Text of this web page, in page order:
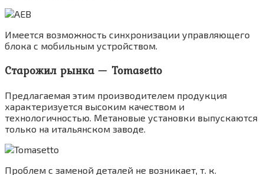
Имеется возможность синхронизации управляющего
блока с мобильным устройством.
Старожил рынка — Tomasetto
Предлагаемая этим производителем продукция
характеризуется высоким качеством и
технологичностью. Метановые установки выпускаются
только на итальянском заводе.
Проблем с заменой деталей не возникает, т. к.